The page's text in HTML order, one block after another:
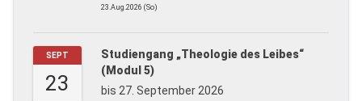
23.Aug.2026 (So)
SEPT
23
Studiengang „Theologie des Leibes“
(Modul 5)
bis 27. September 2026